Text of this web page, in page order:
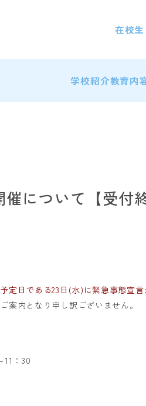
在校
学校紹介教育内
について【受付終
予定日である23日(水)に緊急事態宣
案内となり申し訳ございません。
11：30